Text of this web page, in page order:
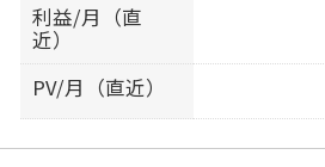
利益/月（直
近）
PV/月（直近）